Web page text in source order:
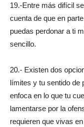
19.-Entre más difícil
cuenta de que en
puedas perdonar a ti
sencillo.
20.- Existen dos
límites y tu sentido de
enfoca en lo que tu
lamentarse por la
requieren que vivas